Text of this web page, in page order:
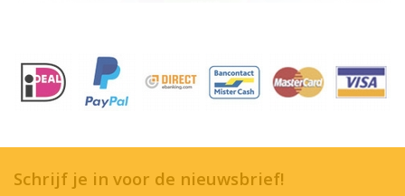
Schrijf je in voor de nieuwsbrief!